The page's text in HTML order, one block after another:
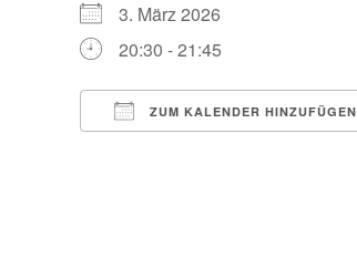
3. März 2026
20:30 - 21:45
ZUM KALENDER HINZUFÜGEN